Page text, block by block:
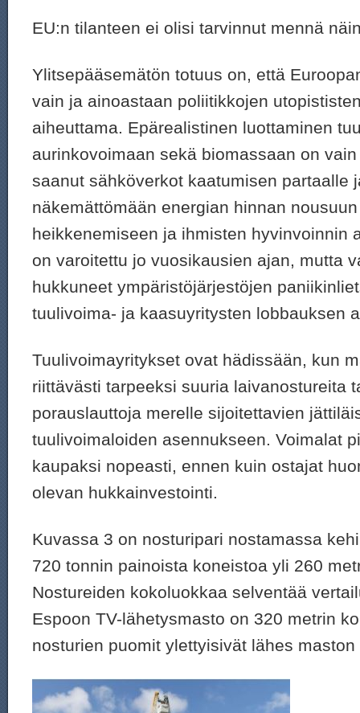
EU:n tilanteen ei olisi tarvinnut mennä
Ylitsepääsemätön totuus on, että
vain ja ainoastaan poliitikkojen
aiheuttama. Epärealistinen luottaminen
aurinkovoimaan sekä biomassaan on
saanut sähköverkot kaatumisen partaalle
näkemättömään energian hinnan
heikkenemiseen ja ihmisten hyvinvoinnin
on varoitettu jo vuosikausien ajan, mutta
hukkuneet ympäristöjärjestöjen
tuulivoima- ja kaasuyritysten lobbauksen
Tuulivoimayritykset ovat hädissään, kun
riittävästi tarpeeksi suuria laivanostureita
porauslauttoja merelle sijoitettavien
tuulivoimaloiden asennukseen. Voimalat
kaupaksi nopeasti, ennen kuin ostajat
olevan hukkainvestointi.
Kuvassa 3 on nosturipari nostamassa
720 tonnin painoista koneistoa yli 260
Nostureiden kokoluokkaa selventää
Espoon TV-lähetysmasto on 320 metrin
nosturien puomit ylettyisivät lähes